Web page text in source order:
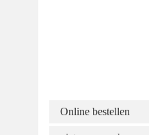
Online bestellen